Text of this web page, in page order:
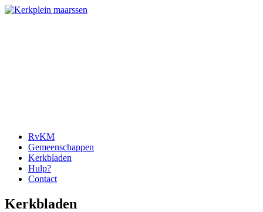
RvKM
Gemeenschappen
Kerkbladen
Hulp?
Contact
Kerkbladen